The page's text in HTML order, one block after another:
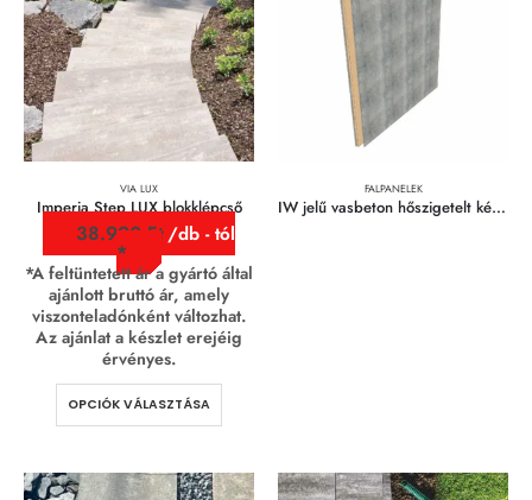
VIA LUX
Imperia Step LUX blokklépcső
38.990 Ft/db - tól
*A feltüntetett ár a gyártó által
ajánlott bruttó ár, amely
viszonteladónként változhat.
Az ajánlat a készlet erejéig
érvényes.
OPCIÓK VÁLASZTÁSA
FALPANELEK
IW jelű vasbeton hőszigetelt kéregfal